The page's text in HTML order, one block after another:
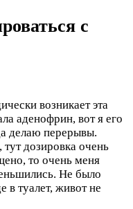
с
возникает эта
аденофрин, вот я его
делаю перерывы.
дозировка очень
то очень меня
Не было
туалет, живот не